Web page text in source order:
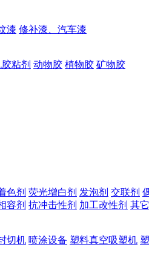
漆 修补漆、汽车漆
粘剂 动物胶 植物胶 矿物胶
色剂 荧光增白剂 发泡剂 交联剂
容剂 抗冲击性剂 加工改性剂 其
切机 喷涂设备 塑料真空吸塑机